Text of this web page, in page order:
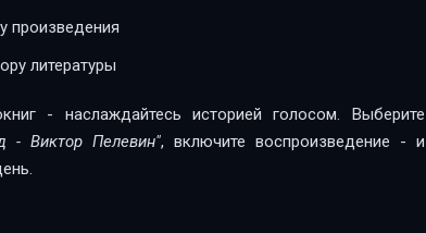
произведения
литературы
- наслаждайтесь историей голосом. Выберите
- Виктор Пелевин", включите воспроизведение - и